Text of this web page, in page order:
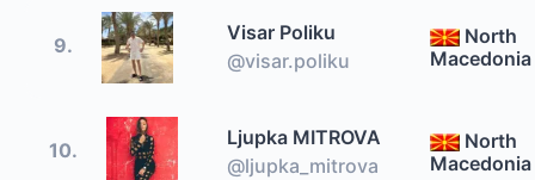
9.
Visar Poliku
@visar.poliku
North
Macedonia
10.
Ljupka MITROVA
@ljupka_mitrova
North
Macedonia